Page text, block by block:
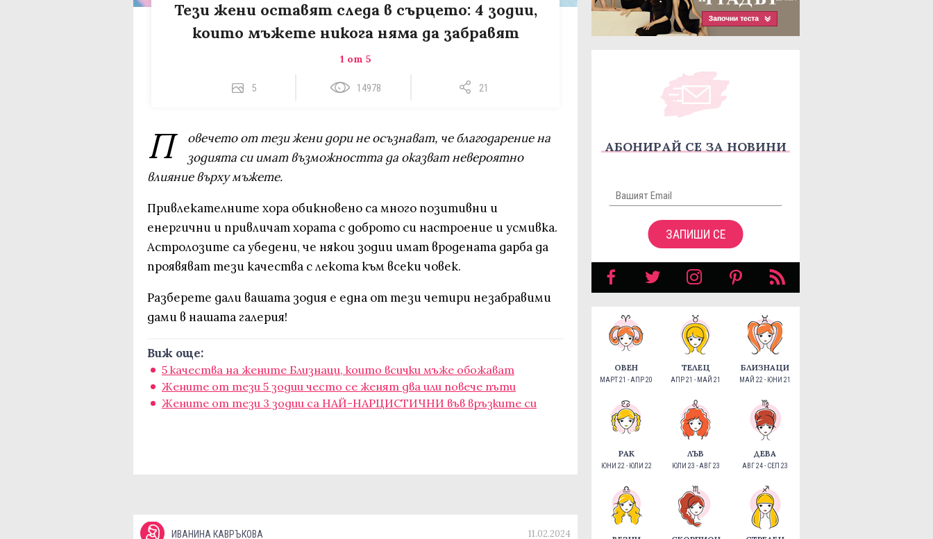
Тези жени оставят следа в сърцето: 4 зодии,
които мъжете никога няма да забравят
1 от 5
5 14978 21
П
овечето от тези жени дори не осъзнават, че благодарение на
зодията си имат възможността да оказват невероятно
влияние върху мъжете.
Привлекателните хора обикновено са много позитивни и
енергични и привличат хората с доброто си настроение и усмивка.
Астролозите са убедени, че някои зодии имат вродената дарба да
проявяват тези качества с лекота към всеки човек.
Разберете дали вашата зодия е една от тези четири незабравими
дами в нашата галерия!
Виж още:
5 качества на жените Близнаци, които всички мъже обожават
Жените от тези 5 зодии често се женят два или повече пъти
Жените от тези 3 зодии са НАЙ-НАРЦИСТИЧНИ във връзките си
ИВАНИНА КАВРЪКОВА 11.02.2024
АБОНИРАЙ СЕ ЗА НОВИНИ
ЗАПИШИ СЕ
ОВЕН
МАРТ 21 - АПР 20
ТЕЛЕЦ
АПР 21 - МАЙ 21
БЛИЗНАЦИ
МАЙ 22 - ЮНИ 21
РАК
ЮНИ 22 - ЮЛИ 22
ЛЪВ
ЮЛИ 23 - АВГ 23
ДЕВА
АВГ 24 - СЕП 23